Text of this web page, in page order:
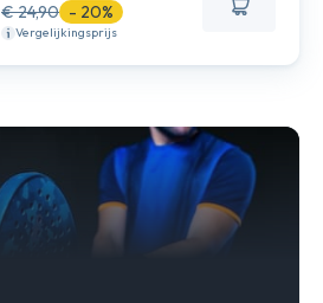
€ 24,90 - 20%
Vergelijkingsprijs